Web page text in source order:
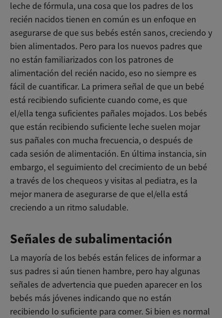
leche de fórmula, una cosa que los padres de los
recién nacidos tienen en común es un enfoque en
asegurarse de que sus bebés estén sanos, creciendo y
bien alimentados. Pero para los nuevos padres que
no están familiarizados con los patrones de
alimentación del recién nacido, eso no siempre es
fácil de cuantificar. La primera señal de que un bebé
está recibiendo suficiente cuando come, es que
el/ella tenga suficientes pañales mojados. Los bebés
que están recibiendo suficiente leche suelen mojar
sus pañales con mucha frecuencia, o después de
cada sesión de alimentación. En última instancia, sin
embargo, el seguimiento del crecimiento de un bebé
a través de los chequeos y visitas al pediatra, es la
mejor manera de asegurarse de que el/ella está
creciendo a un ritmo saludable.
Señales de subalimentación
La mayoría de los bebés están felices de informar a
sus padres si aún tienen hambre, pero hay algunas
señales de advertencia que pueden aparecer en los
bebés más jóvenes indicando que no están
recibiendo lo suficiente para comer. Si bien es normal